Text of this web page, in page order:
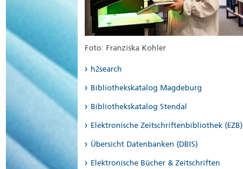
Foto: Franziska Kohler
h2search
Bibliothekskatalog Magdeburg
Bibliothekskatalog Stendal
Elektronische Zeitschriftenbibliothek (EZB)
Übersicht Datenbanken (DBIS)
Elektronische Bücher & Zeitschriften